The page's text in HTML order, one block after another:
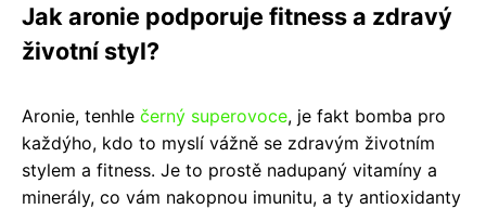
Jak aronie podporuje fitness a zdravý
životní styl?
Aronie, tenhle černý superovoce, je fakt bomba pro
každýho, kdo to myslí vážně se zdravým životním
stylem a fitness. Je to prostě nadupaný vitamíny a
minerály, co vám nakopnou imunitu, a ty antioxidanty